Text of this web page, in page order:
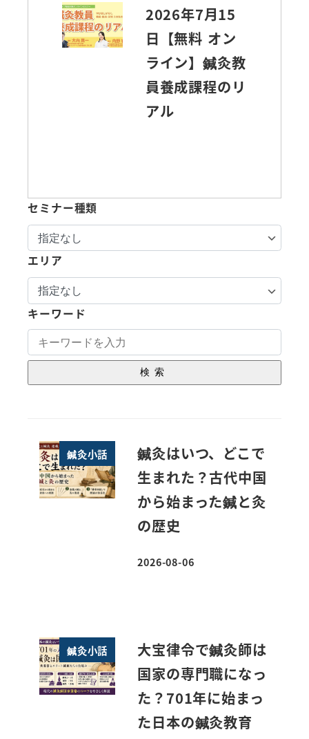
2026年7月15
日【無料 オン
ライン】鍼灸教
員養成課程のリ
アル
セミナー種類
エリア
キーワード
検索
鍼灸小話
鍼灸はいつ、どこで
生まれた？古代中国
から始まった鍼と灸
の歴史
投稿日
2026-08-06
鍼灸小話
大宝律令で鍼灸師は
国家の専門職になっ
た？701年に始まっ
た日本の鍼灸教育